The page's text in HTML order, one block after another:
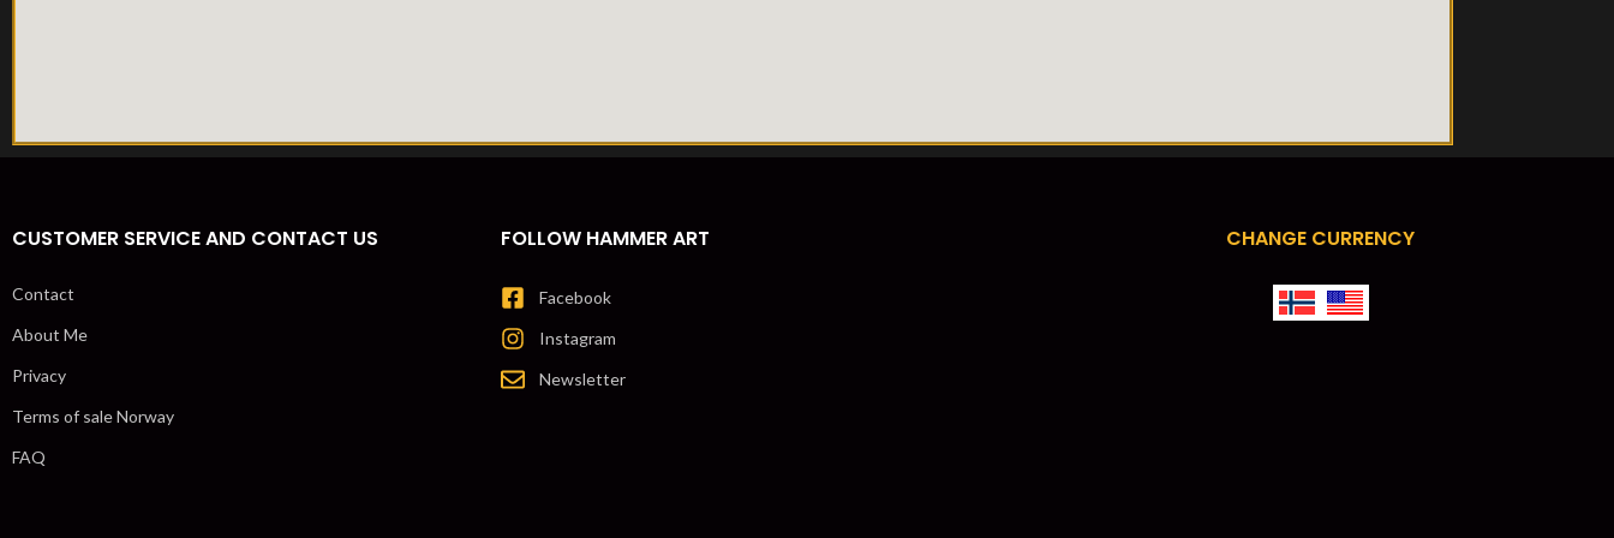
CUSTOMER SERVICE AND CONTACT US
Contact
About Me
Privacy
Terms of sale Norway
FAQ
FOLLOW HAMMER ART
Facebook
Instagram
Newsletter
CHANGE CURRENCY